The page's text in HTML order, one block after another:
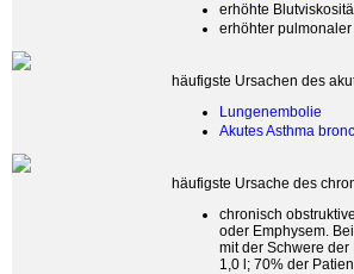
erhöhte
erhöhter
häufigste Ursachen des
Lungenembolie
Akutes Asthma
häufigste Ursache des
chronisch
oder Emphysem.
mit der Schwere
1,0 l; 70% der